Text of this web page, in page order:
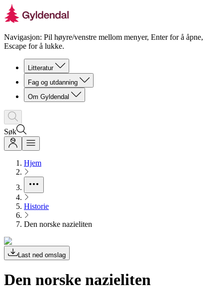
Navigasjon: Pil høyre/venstre mellom menyer, Enter for å åpne,
Escape for å lukke.
Litteratur
Fag og utdanning
Om Gyldendal
Søk
Hjem
Historie
Den norske nazieliten
Last ned omslag
Den norske nazieliten